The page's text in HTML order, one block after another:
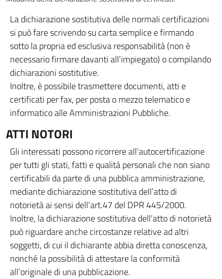
La dichiarazione sostitutiva delle normali certificazioni
si può fare scrivendo su carta semplice e firmando
sotto la propria ed esclusiva responsabilità (non è
necessario firmare davanti all’impiegato) o compilando
dichiarazioni sostitutive.
Inoltre, è possibile trasmettere documenti, atti e
certificati per fax, per posta o mezzo telematico e
informatico alle Amministrazioni Pubbliche.
ATTI NOTORI
Gli interessati possono ricorrere all’autocertificazione
per tutti gli stati, fatti e qualità personali che non siano
certificabili da parte di una pubblica amministrazione,
mediante dichiarazione sostitutiva dell’atto di
notorietà ai sensi dell’art.47 del DPR 445/2000.
Inoltre, la dichiarazione sostitutiva dell’atto di notorietà
può riguardare anche circostanze relative ad altri
soggetti, di cui il dichiarante abbia diretta conoscenza,
nonché la possibilità di attestare la conformità
all’originale di una pubblicazione.